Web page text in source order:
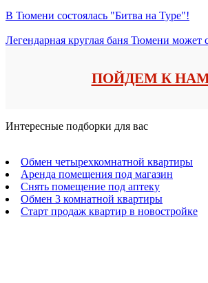
В Тюмени состоялась "Битва на Туре"!
Легендарная круглая баня Тюмени может
ПОЙДЕМ К
Интересные подборки для вас
Обмен четырехкомнатной квартиры
Аренда помещения под магазин
Снять помещение под аптеку
Обмен 3 комнатной квартиры
Старт продаж квартир в новостройке